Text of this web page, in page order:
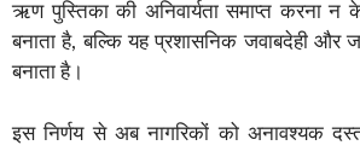
ऋण पुस्तिका की अनिवार्यता समाप्त करना न
बनाता है, बल्कि यह प्रशासनिक जवाबदेही और
बनाता है।
इस निर्णय से अब नागरिकों को अनावश्यक